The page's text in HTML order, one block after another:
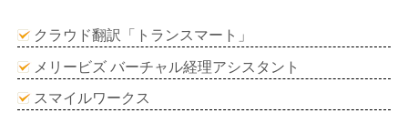
クラウド翻訳「トランスマート」
メリービズ バーチャル経理アシスタント
スマイルワークス